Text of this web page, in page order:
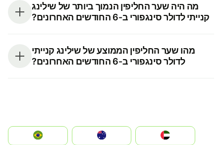
מה היה שער החליפין הנמוך ביותר של שילינג
קנייתי לדולר סינגפורי ב-6 החודשים האחרונים?
מהו שער החליפין הממוצע של שילינג קנייתי
לדולר סינגפורי ב-6 החודשים האחרונים?
الإمارات العربية المتحدة